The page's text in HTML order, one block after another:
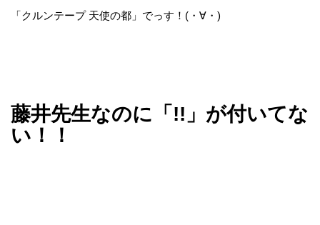
「クルンテープ 天使の都」でっす！(・∀・)
藤井先生なのに「!!」が付いてな
い！！